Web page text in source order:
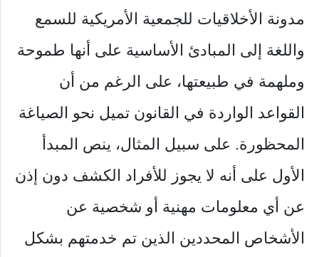
مدونة الأخلاقيات للجمعية الأمريكية للسمع
واللغة إلى المبادئ الأساسية على أنها طموحة
وملهمة في طبيعتها، على الرغم من أن
القواعد الواردة في القانون تميل نحو الصياغة
المحظورة. على سبيل المثال، ينص المبدأ
الأول على أنه لا يجوز للأفراد الكشف دون إذن
عن أي معلومات مهنية أو شخصية عن
الأشخاص المحددين الذين تم خدمتهم بشكل